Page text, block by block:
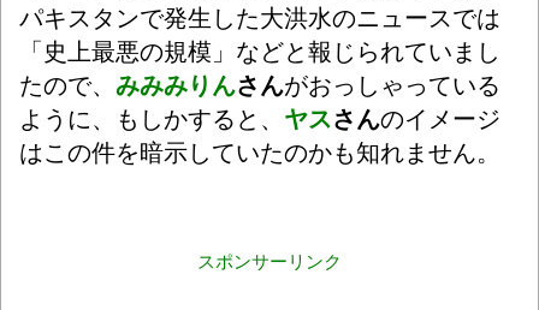
パキスタンで発生した大洪水のニュースでは
「史上最悪の規模」などと報じられていまし
たので、 みみみりんさんがおっしゃっている
ように、もしかすると、 ヤスさんのイメージ
はこの件を暗示していたのかも知れません。
スポンサーリンク